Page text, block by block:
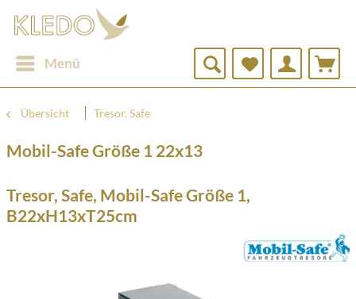
Menü
Übersicht Tresor, Safe
Mobil-Safe Größe 1 22x13
Tresor, Safe, Mobil-Safe Größe 1,
B22xH13xT25cm